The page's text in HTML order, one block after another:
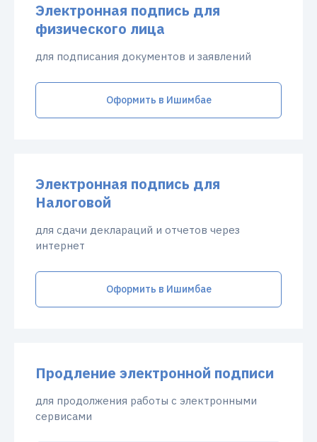
Электронная подпись для
физического лица
для подписания документов и заявлений
Оформить в Ишимбае
Электронная подпись для
Налоговой
для сдачи деклараций и отчетов через
интернет
Оформить в Ишимбае
Продление электронной подписи
для продолжения работы с электронными
сервисами